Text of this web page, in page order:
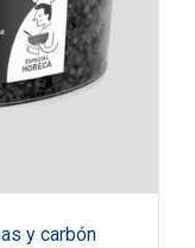
y carbón